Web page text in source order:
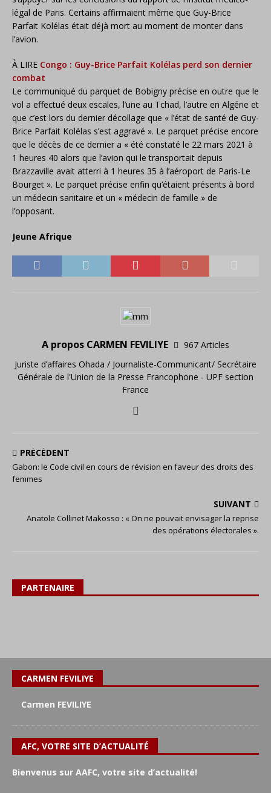
légal de Paris. Certains affirmaient même que Guy-Brice
Parfait Kolélas était déjà mort au moment de monter dans
l’avion.
À LIRE Congo : Guy-Brice Parfait Kolélas perd son dernier
combat
Le communiqué du parquet de Bobigny précise en outre que le
vol a effectué deux escales, l’une au Tchad, l’autre en Algérie et
que c’est lors du dernier décollage que « l’état de santé de Guy-
Brice Parfait Kolélas s’est aggravé ». Le parquet précise encore
que le décès de ce dernier a « été constaté le 22 mars 2021 à
1 heures 40 alors que l’avion qui le transportait depuis
Brazzaville avait atterri à 1 heures 35 à l’aéroport de Paris-Le
Bourget ». Le parquet précise enfin qu’étaient présents à bord
un médecin sanitaire et un « médecin de famille » de
l’opposant.
Jeune Afrique
A propos CARMEN FEVILIYE
967 Articles
Juriste d’affaires Ohada / Journaliste-Communicant/ Secrétaire
Générale de l'Union de la Presse Francophone - UPF section
France
PRÉCÉDENT
Gabon: le Code civil en cours de révision en faveur des droits des
femmes
SUIVANT
Anatole Collinet Makosso : « On ne pouvait envisager la reprise
des opérations électorales ».
PARTENAIRE
CARMEN FEVILIYE
Carmen FEVILIYE
AFC, VOTRE SITE D’ACTUALITÉ
Bienvenus sur AAFC, votre site d’actualité!